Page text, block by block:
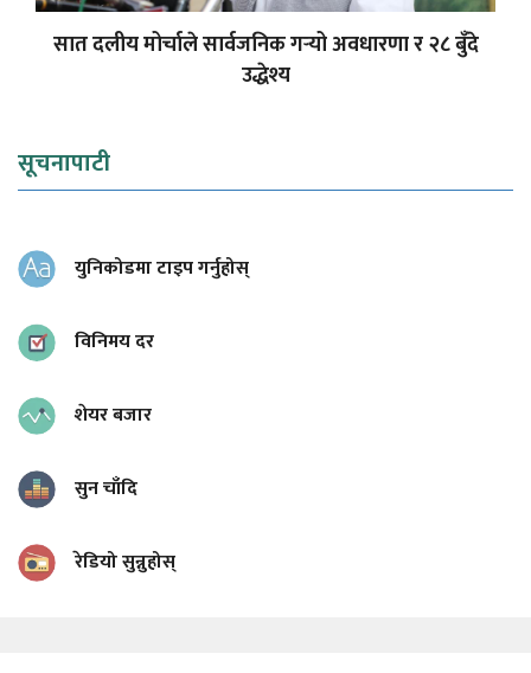
सात दलीय मोर्चाले सार्वजनिक गर्‍यो अवधारणा र २८ बुँदे
उद्धेश्य
सूचनापाटी
युनिकोडमा टाइप गर्नुहोस्
विनिमय दर
शेयर बजार
सुन चाँदि
रेडियो सुन्नुहोस्